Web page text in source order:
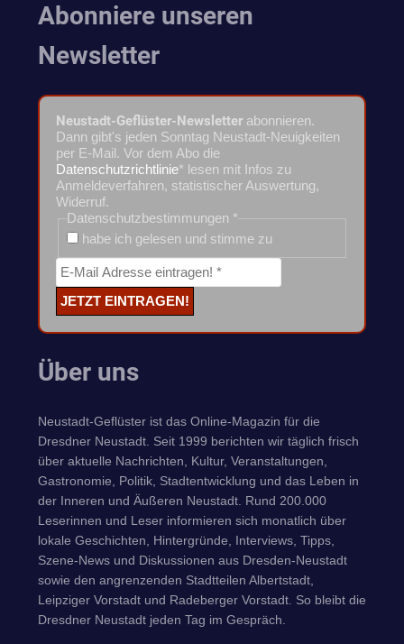
Abonniere unseren
Newsletter
Neustadt-Geflüster-Newsletter abonnieren.
Dann gibt's jeden Sonntag Neustadt-Neuigkeiten
per E-Mail. Vor dem Abo die
Datenschutzrichtlinie* lesen mit Infos zu
Anmeldeverfahren, statistischer Auswertung,
Widerruf.
Datenschutzbestimmungen *
habe ich gelesen und stimme zu
Über uns
Neustadt-Geflüster ist das Online-Magazin für die
Dresdner Neustadt. Seit 1999 berichten wir täglich frisch
über aktuelle Nachrichten, Kultur, Veranstaltungen,
Gastronomie, Politik, Stadtentwicklung und das Leben in
der Inneren und Äußeren Neustadt. Rund 200.000
Leserinnen und Leser informieren sich monatlich über
lokale Geschichten, Hintergründe, Interviews, Tipps,
Szene-News und Diskussionen aus Dresden-Neustadt
sowie den angrenzenden Stadtteilen Albertstadt,
Leipziger Vorstadt und Radeberger Vorstadt. So bleibt die
Dresdner Neustadt jeden Tag im Gespräch.